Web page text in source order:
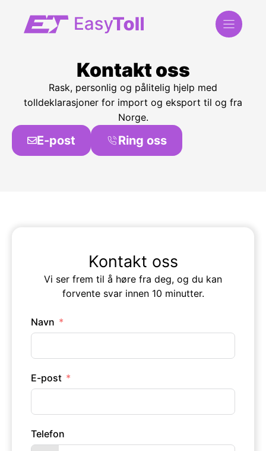
innehåll
Kontakt oss
Rask, personlig og pålitelig hjelp med
tolldeklarasjoner for import og eksport til og fra
Norge.
E-post Ring oss
Kontakt oss
Vi ser frem til å høre fra deg, og du kan
forvente svar innen 10 minutter.
Navn
E-post
Telefon